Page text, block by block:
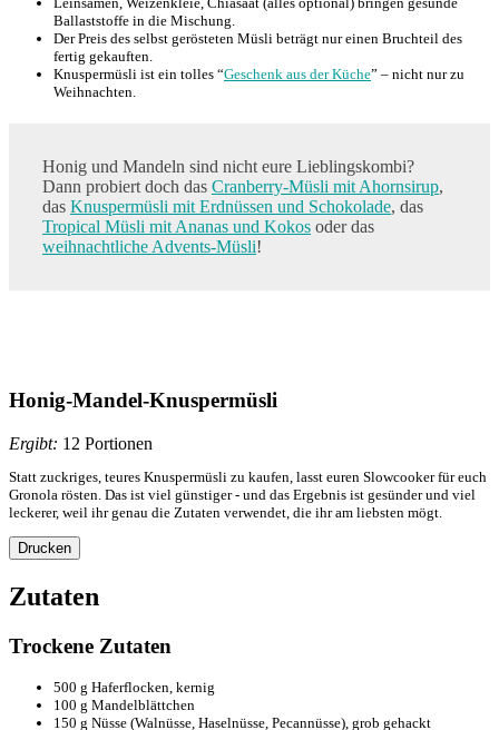
Ballaststoffe in die Mischung.
Der Preis des selbst gerösteten Müsli beträgt nur einen Bruchteil des
fertig gekauften.
Knuspermüsli ist ein tolles “Geschenk aus der Küche” – nicht nur zu
Weihnachten.
Honig und Mandeln sind nicht eure Lieblingskombi?
Dann probiert doch das Cranberry-Müsli mit Ahornsirup,
das Knuspermüsli mit Erdnüssen und Schokolade, das
Tropical Müsli mit Ananas und Kokos oder das
weihnachtliche Advents-Müsli!
Honig-Mandel-Knuspermüsli
Ergibt: 12 Portionen
Statt zuckriges, teures Knuspermüsli zu kaufen, lasst euren Slowcooker für euch
Gronola rösten. Das ist viel günstiger - und das Ergebnis ist gesünder und viel
leckerer, weil ihr genau die Zutaten verwendet, die ihr am liebsten mögt.
Drucken
Zutaten
Trockene Zutaten
500 g Haferflocken, kernig
100 g Mandelblättchen
150 g Nüsse (Walnüsse, Haselnüsse, Pecannüsse), grob gehackt